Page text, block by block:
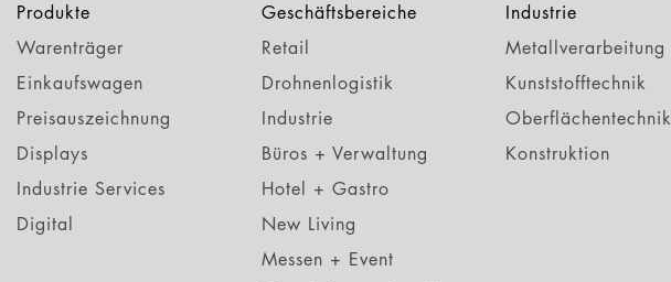
Produkte
Warenträger
Einkaufswagen
Preisauszeichnung
Displays
Industrie Services
Digital
Geschäftsbereiche
Retail
Drohnenlogistik
Industrie
Büros + Verwaltung
Hotel + Gastro
New Living
Messen + Event
Industrie
Metallverarbeitung
Kunststofftechnik
Oberflächentechnik
Konstruktion